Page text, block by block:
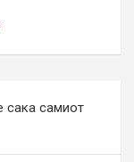
сака самиот